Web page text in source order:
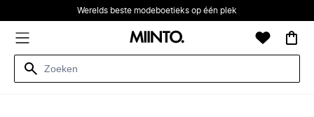
Werelds beste modeboetieks op één plek